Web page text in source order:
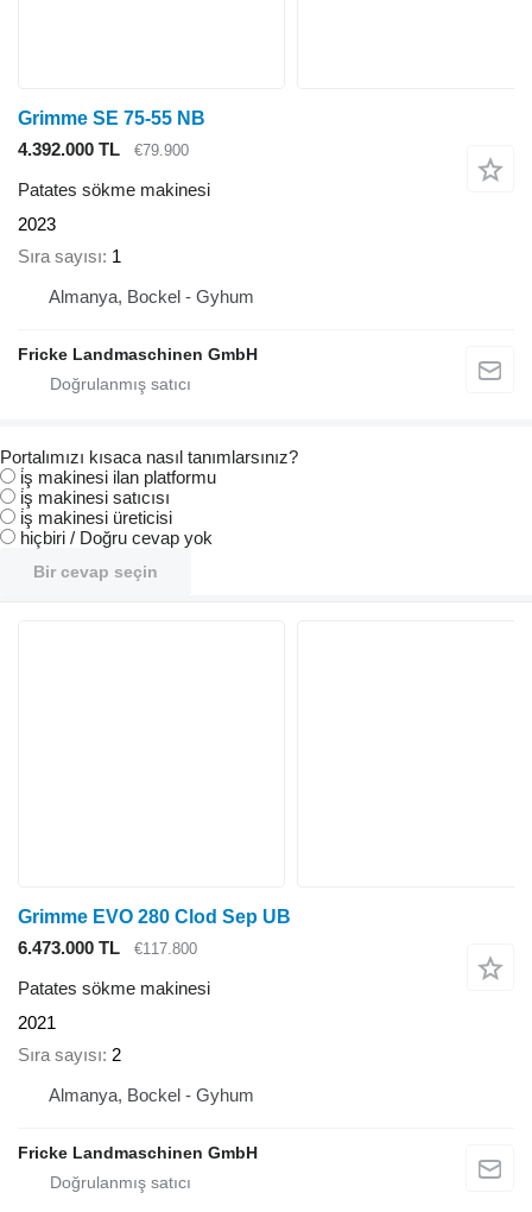
Grimme SE 75-55 NB
4.392.000 TL
€79.900
Patates sökme makinesi
2023
Sıra sayısı 1
Almanya, Bockel - Gyhum
Fricke Landmaschinen GmbH
Portalımızı kısaca nasıl tanımlarsınız?
i̇ş makinesi ilan platformu
i̇ş makinesi satıcısı
i̇ş makinesi üreticisi
hiçbiri / Doğru cevap yok
Bir cevap seçin
Grimme EVO 280 Clod Sep UB
6.473.000 TL
€117.800
Patates sökme makinesi
2021
Sıra sayısı 2
Almanya, Bockel - Gyhum
Fricke Landmaschinen GmbH